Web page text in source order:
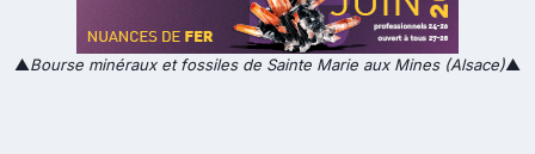
▲Bourse minéraux et fossiles de Sainte Marie aux Mines (Alsace)▲